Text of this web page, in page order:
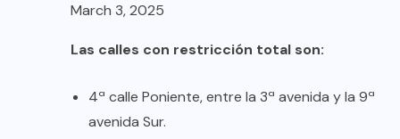
March 3, 2025
Las calles con restricción total son:
4ª calle Poniente, entre la 3ª avenida y la 9ª
avenida Sur.